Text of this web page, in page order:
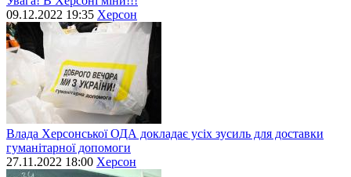
09.12.2022 19:35 Херсон
Влада Херсонської ОДА докладає усіх зусиль для доставки
гуманітарної допомоги
27.11.2022 18:00 Херсон